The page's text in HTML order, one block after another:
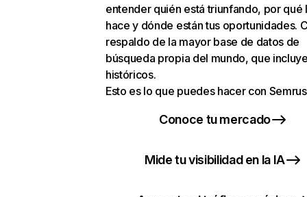
entender quién está triunfando, por qué
hace y dónde están tus oportunidades.
respaldo de la mayor base de datos de
búsqueda propia del mundo, que
históricos.
Esto es lo que puedes hacer con
Conoce tu mercado
Mide tu visibilidad en la IA